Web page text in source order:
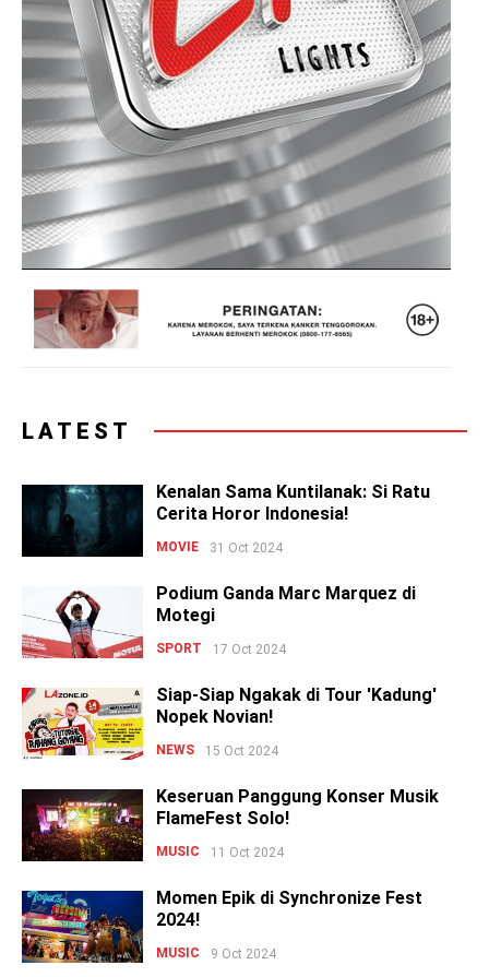
LATEST
Kenalan Sama Kuntilanak: Si Ratu
Cerita Horor Indonesia!
MOVIE 31 Oct 2024
Podium Ganda Marc Marquez di
Motegi
SPORT 17 Oct 2024
Siap-Siap Ngakak di Tour 'Kadung'
Nopek Novian!
NEWS 15 Oct 2024
Keseruan Panggung Konser Musik
FlameFest Solo!
MUSIC 11 Oct 2024
Momen Epik di Synchronize Fest
2024!
MUSIC 9 Oct 2024